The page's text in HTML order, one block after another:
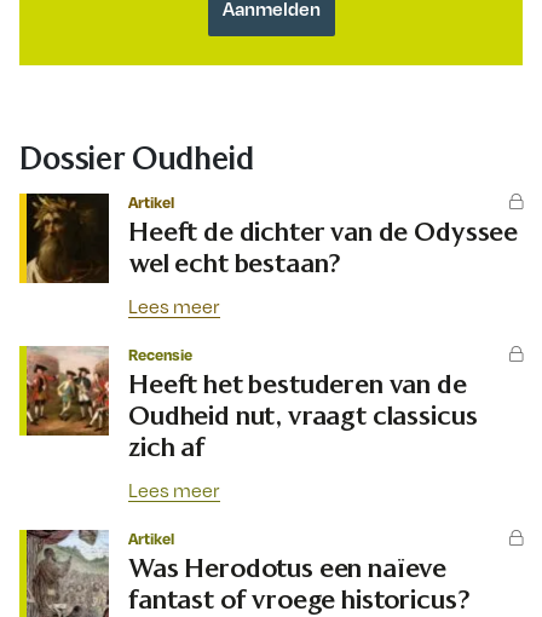
Dossier Oudheid
Artikel
Heeft de dichter van de Odyssee
wel echt bestaan?
Lees meer
Recensie
Heeft het bestuderen van de
Oudheid nut, vraagt classicus
zich af
Lees meer
Artikel
Was Herodotus een naïeve
fantast of vroege historicus?